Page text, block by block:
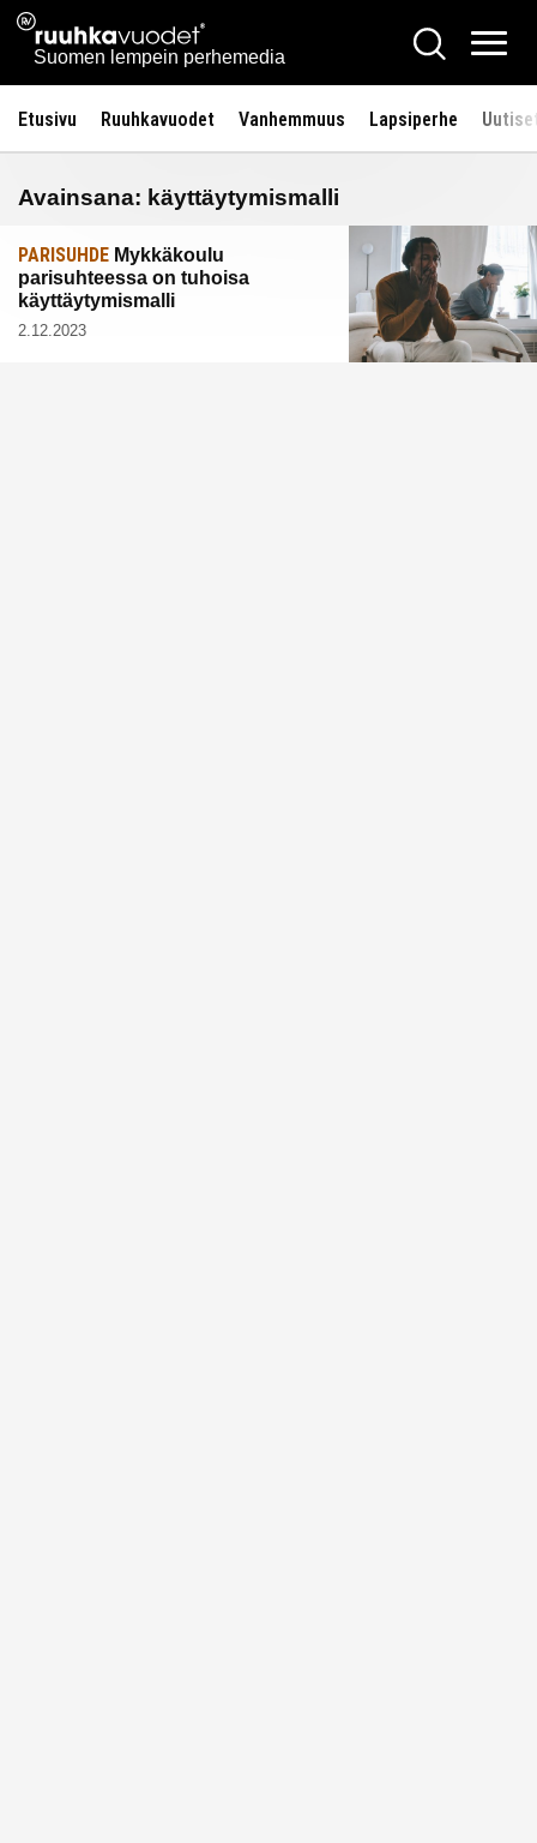
Siirry
sisältöön
Ruuhkavuodet.fi
Suomen lempein perhemedia
Hae
Etusivu Ruuhkavuodet Vanhemmuus Lapsiperhe
Avainsana: käyttäytymismalli
PARISUHDE Mykkäkoulu
parisuhteessa on tuhoisa
käyttäytymismalli
2.12.2023